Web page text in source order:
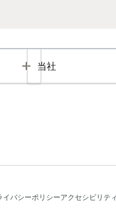
Toggle
当社
イバシーポリシーアクセシビリティ